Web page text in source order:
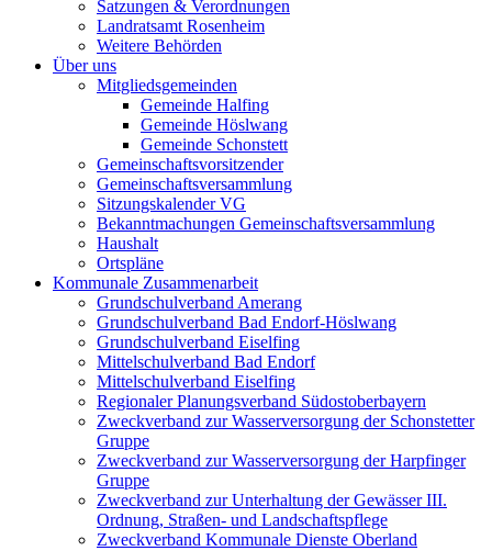
Satzungen & Verordnungen
Landratsamt Rosenheim
Weitere Behörden
Über uns
Mitgliedsgemeinden
Gemeinde Halfing
Gemeinde Höslwang
Gemeinde Schonstett
Gemeinschaftsvorsitzender
Gemeinschaftsversammlung
Sitzungskalender VG
Bekanntmachungen Gemeinschaftsversammlung
Haushalt
Ortspläne
Kommunale Zusammenarbeit
Grundschulverband Amerang
Grundschulverband Bad Endorf-Höslwang
Grundschulverband Eiselfing
Mittelschulverband Bad Endorf
Mittelschulverband Eiselfing
Regionaler Planungsverband Südostoberbayern
Zweckverband zur Wasserversorgung der Schonstetter
Gruppe
Zweckverband zur Wasserversorgung der Harpfinger
Gruppe
Zweckverband zur Unterhaltung der Gewässer III.
Ordnung, Straßen- und Landschaftspflege
Zweckverband Kommunale Dienste Oberland